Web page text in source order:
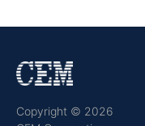
Copyright © 2026